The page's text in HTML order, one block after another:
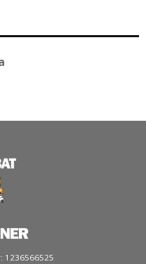
1236566525